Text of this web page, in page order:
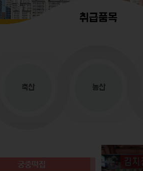
취급품목
축산 농산
궁중떡집